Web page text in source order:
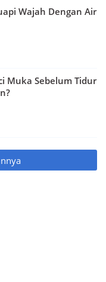
Wajah Dengan Air
Muka Sebelum Tidur